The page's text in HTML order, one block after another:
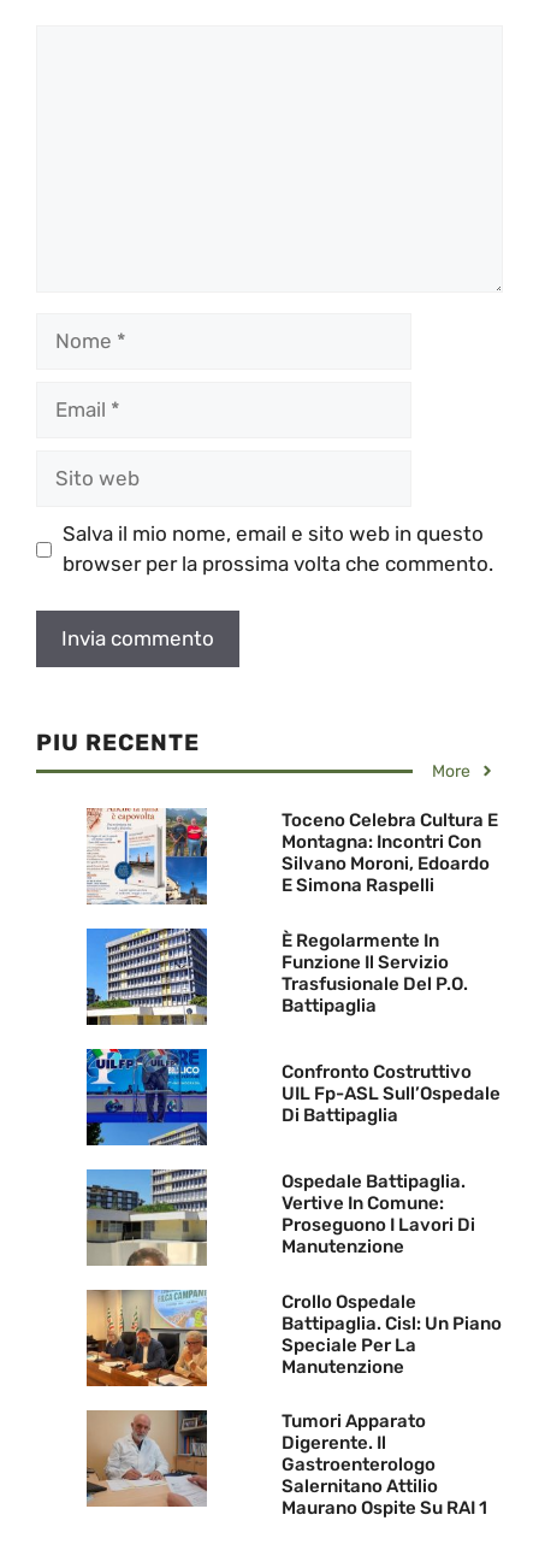
Salva il mio nome, email e sito web in questo
browser per la prossima volta che commento.
PIU RECENTE
More
Toceno Celebra Cultura E
Montagna: Incontri Con
Silvano Moroni, Edoardo
E Simona Raspelli
È Regolarmente In
Funzione Il Servizio
Trasfusionale Del P.O.
Battipaglia
Confronto Costruttivo
UIL Fp-ASL Sull’Ospedale
Di Battipaglia
Ospedale Battipaglia.
Vertive In Comune:
Proseguono I Lavori Di
Manutenzione
Crollo Ospedale
Battipaglia. Cisl: Un Piano
Speciale Per La
Manutenzione
Tumori Apparato
Digerente. Il
Gastroenterologo
Salernitano Attilio
Maurano Ospite Su RAI 1